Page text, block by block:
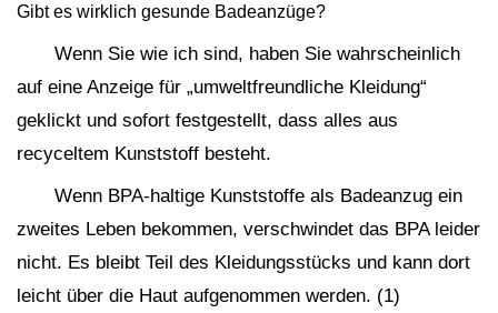
Gibt es wirklich gesunde Badeanzüge?
Wenn Sie wie ich sind, haben Sie wahrscheinlich
auf eine Anzeige für „umweltfreundliche Kleidung“
geklickt und sofort festgestellt, dass alles aus
recyceltem Kunststoff besteht.
Wenn BPA-haltige Kunststoffe als Badeanzug ein
zweites Leben bekommen, verschwindet das BPA leider
nicht. Es bleibt Teil des Kleidungsstücks und kann dort
leicht über die Haut aufgenommen werden. (1)